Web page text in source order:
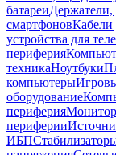
батареиДержатели,
смартфоновКабели
устройства для
периферия
техникаНоутбуки
компьютеры
оборудование
периферия
периферии
ИБП